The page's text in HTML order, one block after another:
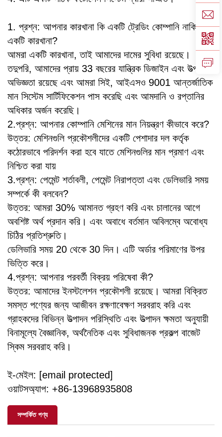
1. প্রশ্ন: আপনার কারখানা কি একটি ট্রেডিং কোম্পানি নাকি
একটি কারখানা?
আমরা একটি কারখানা, তাই আমাদের দামের সুবিধা রয়েছে।
তদুপরি, আমাদের প্রায় 33 বছরের যান্ত্রিক ডিজাইন এবং উত্পাদন
অভিজ্ঞতা রয়েছে এবং আমরা সিই, আইএসও 9001 আন্তর্জাতিক
মান সিস্টেম সার্টিফিকেশন পাস করেছি এবং আমদানি ও রপ্তানির
অধিকার অর্জন করেছি।
2.প্রশ্ন: আপনার কোম্পানি মেশিনের মান নিয়ন্ত্রণ কীভাবে করে?
উত্তর: মেশিনগুলি প্রকৌশলীদের একটি পেশাদার দল কর্তৃক
কঠোরভাবে পরিদর্শন করা হবে যাতে মেশিনগুলির মান প্রমাণ এবং
নিশ্চিত করা যায়
3.প্রশ্ন: পেমেন্ট শর্তাবলী, পেমেন্ট নিরাপত্তা এবং ডেলিভারি সময়
সম্পর্কে কী বলবেন?
উত্তর: আমরা 30% আমানত গ্রহণ করি এবং চালানের আগে
অবশিষ্ট অর্থ প্রদান করি। এবং অবাধে বর্তমান অবিলম্বে অবোধ্য
চিঠির প্রতিশ্রুতি।
ডেলিভারি সময় 20 থেকে 30 দিন। এটি অর্ডার পরিমাণের উপর
ভিত্তি করে।
4.প্রশ্ন: আপনার পরবর্তী বিক্রয় পরিষেবা কী?
উত্তর: আমাদের ইনস্টলেশন প্রকৌশলী রয়েছে। আমরা বিক্রিত
সমস্ত পণ্যের জন্য আজীবন রক্ষণাবেক্ষণ সরবরাহ করি এবং
গ্রাহকদের বিভিন্ন উত্পাদন পরিস্থিতি এবং উত্পাদন ক্ষমতা অনুযায়ী
বিনামূল্যে বৈজ্ঞানিক, অর্থনৈতিক এবং সুবিধাজনক প্রকল্প বাজেট
স্কিম সরবরাহ করি।
ই-মেইল: [email protected]
ওয়াটসঅ্যাপ: +86-13968935808
সম্পর্কিত পণ্য